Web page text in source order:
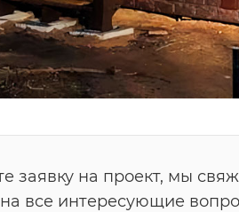
заявку на проект, мы
все интересующие